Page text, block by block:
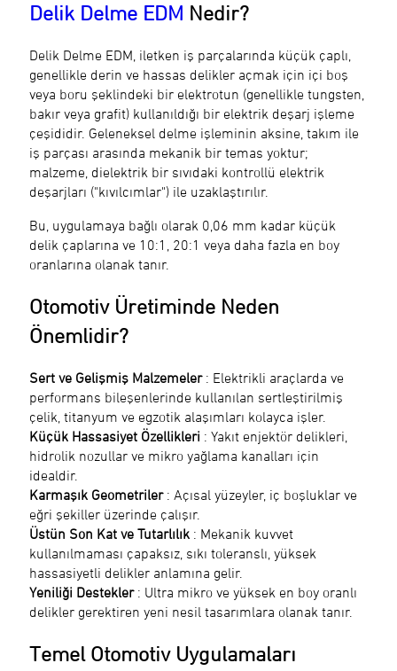
Delik Delme EDM Nedir?
Delik Delme EDM, iletken iş parçalarında küçük çaplı,
genellikle derin ve hassas delikler açmak için içi boş
veya boru şeklindeki bir elektrotun (genellikle tungsten,
bakır veya grafit) kullanıldığı bir elektrik deşarj işleme
çeşididir. Geleneksel delme işleminin aksine, takım ile
iş parçası arasında mekanik bir temas yoktur;
malzeme, dielektrik bir sıvıdaki kontrollü elektrik
deşarjları ("kıvılcımlar") ile uzaklaştırılır.
Bu, uygulamaya bağlı olarak 0,06 mm kadar küçük
delik çaplarına ve 10:1, 20:1 veya daha fazla en boy
oranlarına olanak tanır.
Otomotiv Üretiminde Neden
Önemlidir?
Sert ve Gelişmiş Malzemeler: Elektrikli araçlarda ve
performans bileşenlerinde kullanılan sertleştirilmiş
çelik, titanyum ve egzotik alaşımları kolayca işler.
Küçük Hassasiyet Özellikleri : Yakıt enjektör delikleri,
hidrolik nozullar ve mikro yağlama kanalları için
idealdir.
Karmaşık Geometriler: Açısal yüzeyler, iç boşluklar ve
eğri şekiller üzerinde çalışır.
Üstün Son Kat ve Tutarlılık : Mekanik kuvvet
kullanılmaması çapaksız, sıkı toleranslı, yüksek
hassasiyetli delikler anlamına gelir.
Yeniliği Destekler: Ultra mikro ve yüksek en boy oranlı
delikler gerektiren yeni nesil tasarımlara olanak tanır.
Temel Otomotiv Uygulamaları